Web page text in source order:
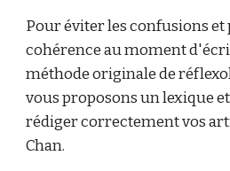
Pour éviter les confusions
cohérence au moment
méthode originale de
vous proposons un lexique
rédiger correctement vos
Chan.